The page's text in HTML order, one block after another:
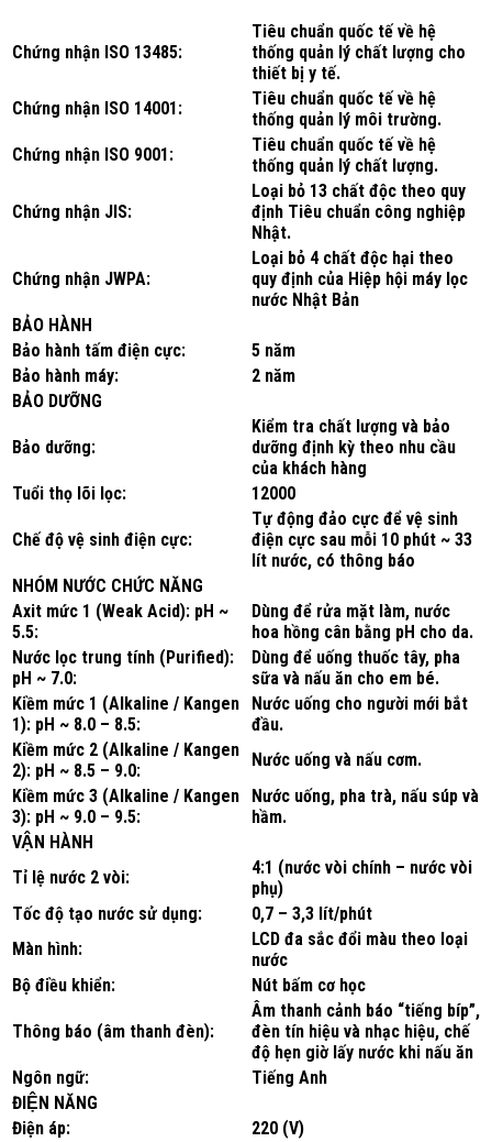
Chứng nhận ISO 13485:
Tiêu chuẩn quốc tế về hệ
thống quản lý chất lượng cho
thiết bị y tế.
Chứng nhận ISO 14001:
Tiêu chuẩn quốc tế về hệ
thống quản lý môi trường.
Chứng nhận ISO 9001:
Tiêu chuẩn quốc tế về hệ
thống quản lý chất lượng.
Chứng nhận JIS:
Loại bỏ 13 chất độc theo quy
định Tiêu chuẩn công nghiệp
Nhật.
Chứng nhận JWPA:
Loại bỏ 4 chất độc hại theo
quy định của Hiệp hội máy lọc
nước Nhật Bản
BẢO HÀNH
Bảo hành tấm điện cực:
5 năm
Bảo hành máy:
2 năm
BẢO DƯỠNG
Bảo dưỡng:
Kiểm tra chất lượng và bảo
dưỡng định kỳ theo nhu cầu
của khách hàng
Tuổi thọ lõi lọc:
12000
Chế độ vệ sinh điện cực:
Tự động đảo cực để vệ sinh
điện cực sau mỗi 10 phút ~ 33
lít nước, có thông báo
NHÓM NƯỚC CHỨC NĂNG
Axit mức 1 (Weak Acid): pH ~
5.5:
Dùng để rửa mặt làm, nước
hoa hồng cân bằng pH cho da.
Nước lọc trung tính (Purified):
pH ~ 7.0:
Dùng để uống thuốc tây, pha
sữa và nấu ăn cho em bé.
Kiềm mức 1 (Alkaline / Kangen
1): pH ~ 8.0 – 8.5:
Nước uống cho người mới bắt
đầu.
Kiềm mức 2 (Alkaline / Kangen
2): pH ~ 8.5 – 9.0:
Nước uống và nấu cơm.
Kiềm mức 3 (Alkaline / Kangen
3): pH ~ 9.0 – 9.5:
Nước uống, pha trà, nấu súp và
hầm.
VẬN HÀNH
Tỉ lệ nước 2 vòi:
4:1 (nước vòi chính – nước vòi
phụ)
Tốc độ tạo nước sử dụng:
0,7 – 3,3 lít/phút
Màn hình:
LCD đa sắc đổi màu theo loại
nước
Bộ điều khiển:
Nút bấm cơ học
Thông báo (âm thanh đèn):
Âm thanh cảnh báo “tiếng bíp”,
đèn tín hiệu và nhạc hiệu, chế
độ hẹn giờ lấy nước khi nấu ăn
Ngôn ngữ:
Tiếng Anh
ĐIỆN NĂNG
Điện áp:
220 (V)